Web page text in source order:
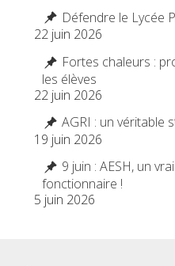
Défendre le Lycée
22 juin 2026
Fortes chaleurs :
les élèves
22 juin 2026
AGRI : un véritable
19 juin 2026
9 juin : AESH, un
fonctionnaire !
5 juin 2026